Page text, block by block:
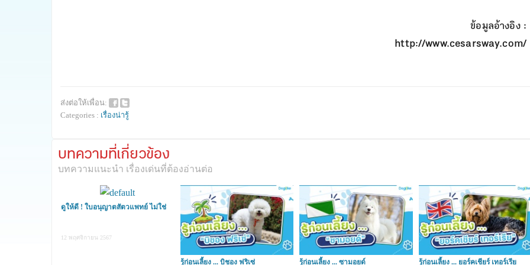
ข้อมูลอ้างอิง :
http://www.cesarsway.com/
ส่งต่อให้เพื่อน:
Categories : เรื่องน่ารู้
บทความที่เกี่ยวข้อง
บทความแนะนำ เรื่องเด่นที่ต้องอ่านต่อ
ดูให้ดี ! ใบอนุญาตสัตวแพทย์ ไม่ใช่
12 พฤศจิกายน 2567
รู้ก่อนเลี้ยง ... บิชอง ฟริเซ่ รู้ก่อนเลี้ยง ... ซามอยด์ รู้ก่อนเลี้ยง ... ยอร์คเชียร์ เทอร์เรีย